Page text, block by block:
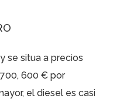
y se situa a precios
600 € por
el diesel es casi